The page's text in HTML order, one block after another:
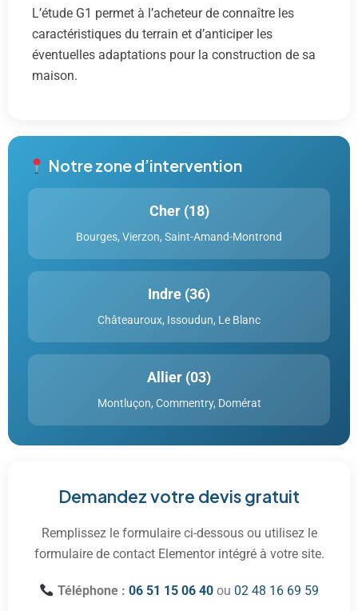
L’étude G1 permet à l’acheteur de connaître les
caractéristiques du terrain et d’anticiper les
éventuelles adaptations pour la construction de sa
maison.
Notre zone d’intervention
Cher (18)
Bourges, Vierzon, Saint-Amand-Montrond
Indre (36)
Châteauroux, Issoudun, Le Blanc
Allier (03)
Montluçon, Commentry, Domérat
Demandez votre devis gratuit
Remplissez le formulaire ci-dessous ou utilisez le
formulaire de contact Elementor intégré à votre site.
Téléphone : 06 51 15 06 40ou 02 48 16 69 59